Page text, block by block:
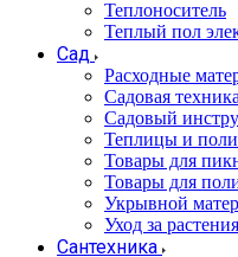
Теплоноситель
Теплый пол
Сад
Расходные
Садовая техника
Садовый
Теплицы и
Товары для
Товары для
Укрывной
Уход за
Сантехника